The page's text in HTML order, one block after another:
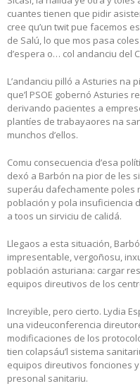
cuantes tienen que pidir
cree qu’un twit pue facemos
de Salú, lo que mos pasa
d’espera o… col andanciu del
L’andanciu pilló a Asturies na
que’l PSOE gobernó Asturies
derivando pacientes a
plantíes de trabayaores na
munchos d’ellos.
Comu consecuencia d’esa
dexó a Barbón na pior de les
superáu dafechamente poles
población y pola insuficiencia
a toos un sirviciu de calidá.
Llegaos a esta situación,
impresentable, vergoñosu,
población asturiana: cargar
equipos direutivos de los
Increyible, pero cierto. Lydia
una videuconferencia
modificaciones de los
tien colapsáu’l sistema
equipos direutivos fonciones
presonal sanitariu.